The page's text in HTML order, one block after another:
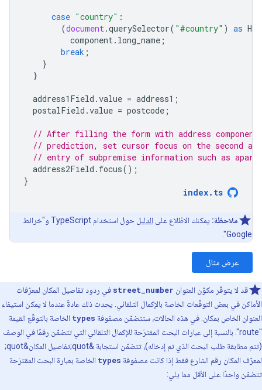
case "country" :
(document.querySelector( "#country" ) as
component. long_name ;
break ;
}
}
address1Field .value = address1 ;
postalField .value = postcode ;
// After filling the form with address components
// prediction, set cursor focus on the second
// entry of subpremise information such as
address2Field . focus();
}
index. ts
ملاحظة: يمكنك الاطّلاع على الدليل
حول استخدام TypeScript و"خرائط
Google".
عرض مثال
قد لا يتوفّر مكوّن العنوان street_number في ردود تفاصيل المكان لمعرّفات
الأماكن في بعض التوقّعات الخاصة بالإكمال التلقائي. يحدث ذلك عادةً عندما لا يمكن استيفاء
العنوان الخاص بمكان. في هذه الحالات، ستتضمّن مصفوفة types الخاصة بالتوقّع القيمة
"route". بالنسبة إلى عبارات البحث المقترَحة للإكمال التلقائي التي تتضمّن رقمًا في الوصف
(تتم مطابقة طلب البحث الذي تم إدخاله)، تتضمّن استجابة &quot;تفاصيل المكان&quot;
لمعرّف المكان رقم الشارع فقط إذا كانت مصفوفة types الخاصة بعبارة البحث المقترَحة
تتضمّن واحدًا على الأقل مما يلي: